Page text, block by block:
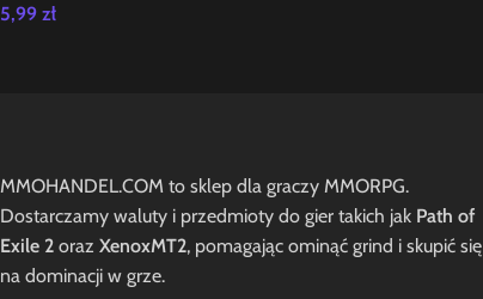
5,99 zł
MMOHANDEL.COM to sklep dla graczy MMORPG.
Dostarczamy waluty i przedmioty do gier takich jak Path of
Exile 2 oraz XenoxMT2, pomagając ominąć grind i skupić się
na dominacji w grze.